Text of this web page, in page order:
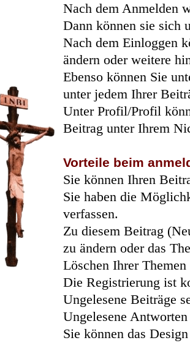
Nach dem Anmelden
Dann können sie sich
Nach dem Einloggen
ändern oder weitere
Ebenso können Sie
unter jedem Ihrer
Unter Profil/Profil
Beitrag unter Ihrem
Vorteile beim
Sie können Ihren
Sie haben die
verfassen.
Zu diesem Beitrag
zu ändern oder das
Löschen Ihrer
Die Registrierung ist
Ungelesene Beiträge
Ungelesene
Sie können das